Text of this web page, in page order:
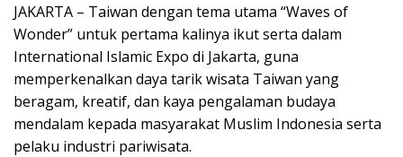
JAKARTA – Taiwan dengan tema utama “Waves of
Wonder” untuk pertama kalinya ikut serta dalam
International Islamic Expo di Jakarta, guna
memperkenalkan daya tarik wisata Taiwan yang
beragam, kreatif, dan kaya pengalaman budaya
mendalam kepada masyarakat Muslim Indonesia serta
pelaku industri pariwisata.